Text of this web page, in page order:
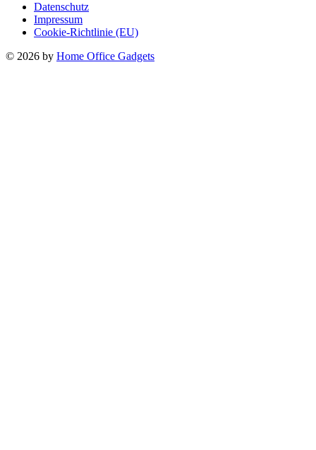
Datenschutz
Impressum
Cookie-Richtlinie (EU)
© 2026 by Home Office Gadgets